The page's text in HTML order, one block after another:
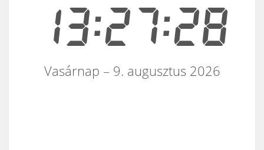
13:27:28
Vasárnap – 9. augusztus 2026